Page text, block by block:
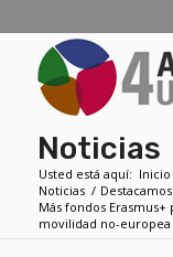
Noticias
Usted está aquí: Inicio
Noticias / Destacamos
Más fondos Erasmus+
movilidad no-europea